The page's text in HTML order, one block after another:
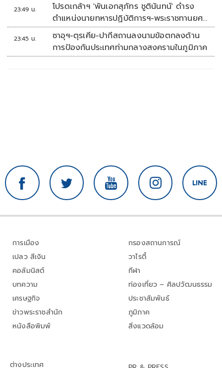
23:49 น.
โปรดเกล้าฯ 'พันเอกสุภัทร ชูตินันทน์' ดำรง
ตำแหน่งนายทหารปฏิบัติการฯ-พระราชทานยศ
'พลตรี'
23:45 น.
ซาอุฯ-ตุรเคีย-ปากีสถานลงนามข้อตกลงด้าน
การป้องกันประเทศท่ามกลางสงครามในภูมิภาค
การเมือง
เปลว สีเงิน
คอลัมนิสต์
บทความ
เศรษฐกิจ
ข่าวพระราชสำนัก
หนังสือพิมพ์
กรองสถานการณ์
วาไรตี้
กีฬา
ท่องเที่ยว – ศิลปวัฒนธรรม
ประชาสัมพันธ์
ภูมิภาค
สิ่งแวดล้อม
ต่างประเทศ